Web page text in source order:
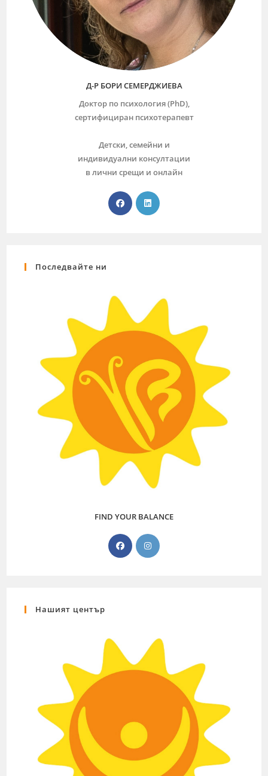
Д-Р БОРИ СЕМЕРДЖИЕВА
Доктор по психология (PhD),
сертифициран психотерапевт
Детски, семейни и
индивидуални консултации
в лични срещи и онлайн
Последвайте ни
FIND YOUR BALANCE
Нашият център